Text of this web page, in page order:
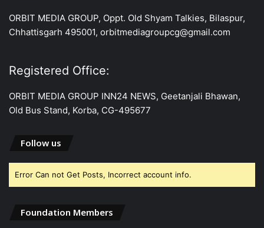
ORBIT MEDIA GROUP, Oppt. Old Shyam Talkies, Bilaspur,
Chhattisgarh 495001, orbitmediagroupcg@gmail.com
Registered Office:
ORBIT MEDIA GROUP INN24 NEWS, Geetanjali Bhawan,
Old Bus Stand, Korba, CG-495677
Follow us
Error Can not Get Posts, Incorrect account info.
Foundation Members